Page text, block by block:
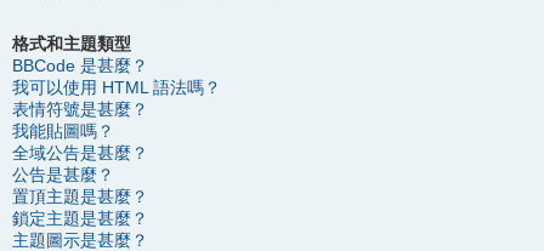
格式和主題類型
BBCode 是甚麼？
我可以使用 HTML 語法嗎？
表情符號是甚麼？
我能貼圖嗎？
全域公告是甚麼？
公告是甚麼？
置頂主題是甚麼？
鎖定主題是甚麼？
主題圖示是甚麼？